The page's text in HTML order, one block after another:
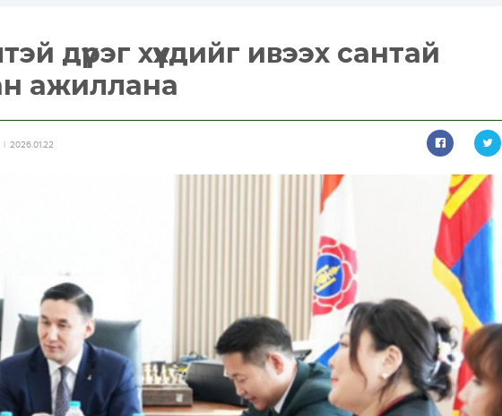
дүүрэг хүүхдийг ивээх сантай
ажиллана
2026.01.22